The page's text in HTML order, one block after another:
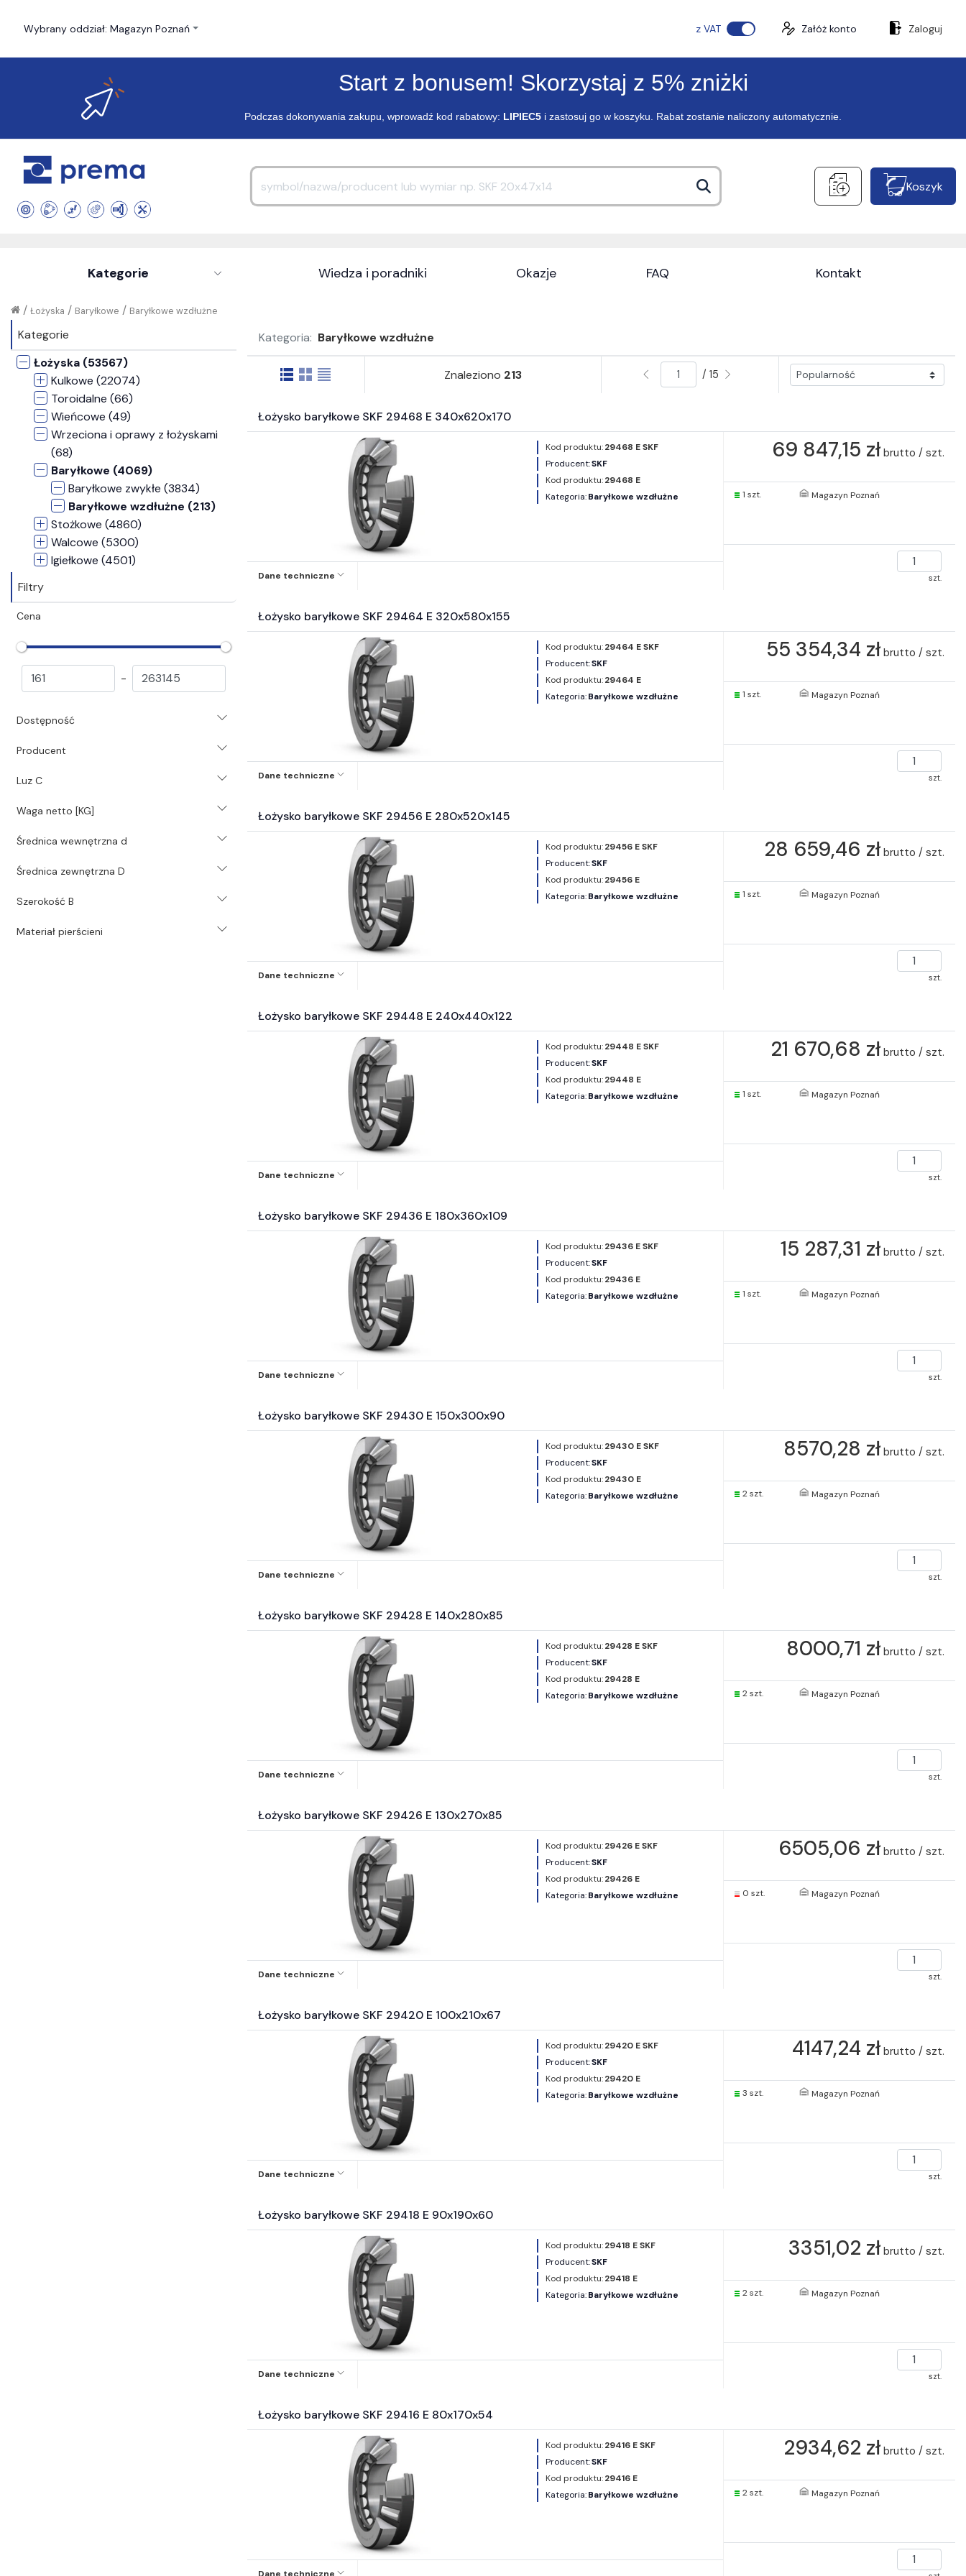
Wybrany oddział: Magazyn Poznań z VAT Załóż konto Zaloguj
Start z bonusem! Skorzystaj z 5% zniżki
Podczas dokonywania zakupu, wprowadź kod rabatowy: LIPIEC5 i zastosuj go w koszyku. Rabat zostanie naliczony automatycznie.
Koszyk
Kategorie Wiedza i poradniki Okazje FAQ Kontakt
Baryłkowe wzdłużne
/
Baryłkowe
/
Łożyska
/
Kategorie
Łożyska (53567)
Kulkowe (22074)
Toroidalne (66)
Wieńcowe (49)
Wrzeciona i oprawy z łożyskami
(68)
Baryłkowe (4069)
Baryłkowe zwykłe (3834)
Baryłkowe wzdłużne (213)
Stożkowe (4860)
Walcowe (5300)
Igiełkowe (4501)
Rolki prowadzące (1516)
Akcesoria do łożysk (7830)
Pasy i koła pasowe (23206)
Koła zębate i listwy zębate (826)
Przekładnie (746)
Technika liniowa (8528)
Silniki i akcesoria silnikowe (144)
Systemy i środki smarowania (3532)
Narzędzia (1827)
Świece (203)
Hydraulika (1488)
Filtry
Cena
-
Dostępność
Producent
Luz C
Waga netto [KG]
Średnica wewnętrzna d
Średnica zewnętrzna D
Szerokość B
Materiał pierścieni
Kategoria: Baryłkowe wzdłużne
Znaleziono 213 / 15
Łożysko baryłkowe SKF 29468 E 340x620x170
Kod produktu:29468 E SKF
Producent:SKF
Kod produktu:29468 E
Kategoria:Baryłkowe wzdłużne
Dane techniczne
69 847,15 zł brutto / szt.
1 szt. Magazyn Poznań
szt.
Łożysko baryłkowe SKF 29464 E 320x580x155
Kod produktu:29464 E SKF
Producent:SKF
Kod produktu:29464 E
Kategoria:Baryłkowe wzdłużne
Dane techniczne
55 354,34 zł brutto / szt.
1 szt. Magazyn Poznań
szt.
Łożysko baryłkowe SKF 29456 E 280x520x145
Kod produktu:29456 E SKF
Producent:SKF
Kod produktu:29456 E
Kategoria:Baryłkowe wzdłużne
Dane techniczne
28 659,46 zł brutto / szt.
1 szt. Magazyn Poznań
szt.
Łożysko baryłkowe SKF 29448 E 240x440x122
Kod produktu:29448 E SKF
Producent:SKF
Kod produktu:29448 E
Kategoria:Baryłkowe wzdłużne
Dane techniczne
21 670,68 zł brutto / szt.
1 szt. Magazyn Poznań
szt.
Łożysko baryłkowe SKF 29436 E 180x360x109
Kod produktu:29436 E SKF
Producent:SKF
Kod produktu:29436 E
Kategoria:Baryłkowe wzdłużne
Dane techniczne
15 287,31 zł brutto / szt.
1 szt. Magazyn Poznań
szt.
Łożysko baryłkowe SKF 29430 E 150x300x90
Kod produktu:29430 E SKF
Producent:SKF
Kod produktu:29430 E
Kategoria:Baryłkowe wzdłużne
Dane techniczne
8570,28 zł brutto / szt.
2 szt. Magazyn Poznań
szt.
Łożysko baryłkowe SKF 29428 E 140x280x85
Kod produktu:29428 E SKF
Producent:SKF
Kod produktu:29428 E
Kategoria:Baryłkowe wzdłużne
Dane techniczne
8000,71 zł brutto / szt.
2 szt. Magazyn Poznań
szt.
Łożysko baryłkowe SKF 29426 E 130x270x85
Kod produktu:29426 E SKF
Producent:SKF
Kod produktu:29426 E
Kategoria:Baryłkowe wzdłużne
Dane techniczne
6505,06 zł brutto / szt.
0 szt. Magazyn Poznań
szt.
Łożysko baryłkowe SKF 29420 E 100x210x67
Kod produktu:29420 E SKF
Producent:SKF
Kod produktu:29420 E
Kategoria:Baryłkowe wzdłużne
Dane techniczne
4147,24 zł brutto / szt.
3 szt. Magazyn Poznań
szt.
Łożysko baryłkowe SKF 29418 E 90x190x60
Kod produktu:29418 E SKF
Producent:SKF
Kod produktu:29418 E
Kategoria:Baryłkowe wzdłużne
Dane techniczne
3351,02 zł brutto / szt.
2 szt. Magazyn Poznań
szt.
Łożysko baryłkowe SKF 29416 E 80x170x54
Kod produktu:29416 E SKF
Producent:SKF
Kod produktu:29416 E
Kategoria:Baryłkowe wzdłużne
Dane techniczne
2934,62 zł brutto / szt.
2 szt. Magazyn Poznań